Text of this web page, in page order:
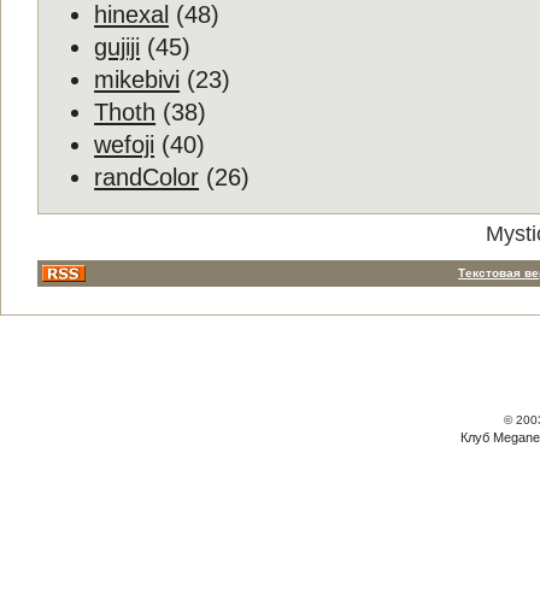
hinexal (48)
gujiji (45)
mikebivi (23)
Thoth (38)
wefoji (40)
randColor (26)
Текстовая
©
Клуб